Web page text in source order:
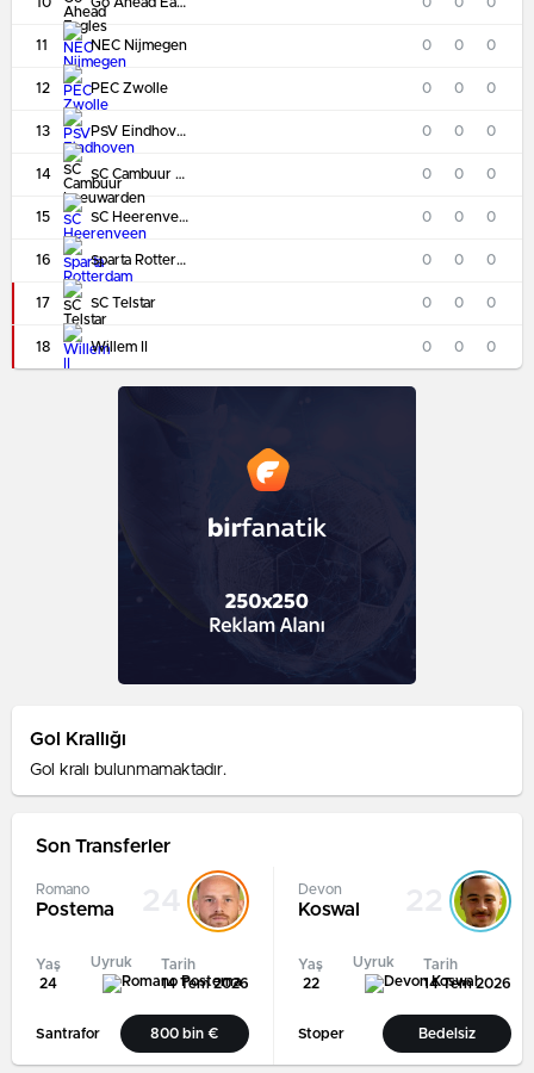
11 NEC Nijmegen 0 0 0
12 PEC Zwolle 0 0 0
13 PSV Eindhoven 0 0 0
14 SC Cambuur Leeuwarden 0 0 0
15 SC Heerenveen 0 0 0
16 Sparta Rotterdam 0 0 0
17 SC Telstar 0 0 0
18 Willem II 0 0 0
Gol Krallığı
Gol kralı bulunmamaktadır.
Son Transferler
Romano
Postema
Yaş
24
Uyruk
Tarih
14 Tem 2026
Santrafor 800 bin €
Devon
Koswal
Yaş
22
Uyruk
Tarih
14 Tem 2026
Stoper Bedelsiz